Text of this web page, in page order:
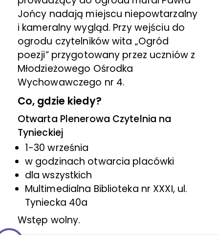
Jońcy nadają miejscu niepowtarzalny
i kameralny wygląd. Przy wejściu do
ogrodu czytelników wita „Ogród
poezji” przygotowany przez uczniów z
Młodzieżowego Ośrodka
Wychowawczego nr 4.
Co, gdzie kiedy?
Otwarta Plenerowa Czytelnia na
Tynieckiej
1-30 września
w godzinach otwarcia placówki
dla wszystkich
Multimedialna Biblioteka nr XXXI, ul.
Tyniecka 40a
Wstęp wolny.